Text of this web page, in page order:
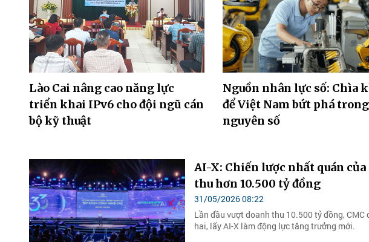
Lào Cai nâng cao năng lực
triển khai IPv6 cho đội ngũ cán
bộ kỹ thuật
Nguồn nhân lực số: Chìa
để Việt Nam bứt phá
nguyên số
AI-X: Chiến lược nhất quán
thu hơn 10.500 tỷ đồng
31/05/2026 08:22
Lần đầu vượt doanh thu 10.500 tỷ đồng,
hai, lấy AI-X làm động lực tăng trưởng mới.